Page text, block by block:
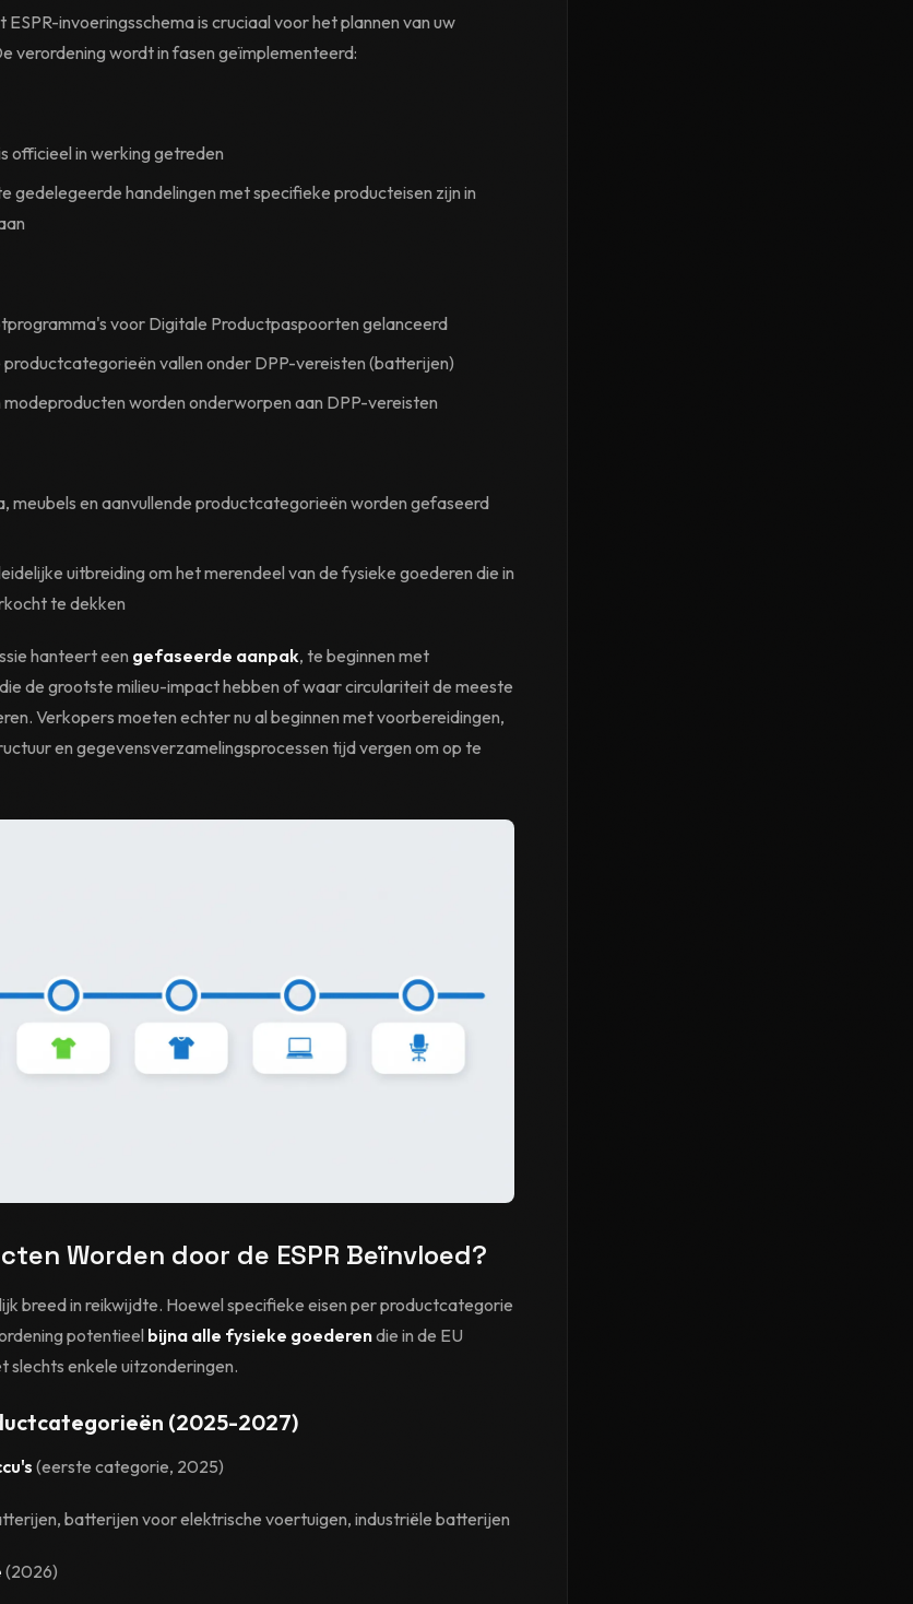
invoeringsschema is cruciaal voor het plannen van uw
verordening wordt in fasen geïmplementeerd:
officieel in werking getreden
gedelegeerde handelingen met specifieke producteisen zijn in
voor Digitale Productpaspoorten gelanceerd
productcategorieën vallen onder DPP-vereisten (batterijen)
modeproducten worden onderworpen aan DPP-vereisten
meubels en aanvullende productcategorieën worden gefaseerd
uitbreiding om het merendeel van de fysieke goederen die in
te dekken
hanteert een gefaseerde aanpak, te beginnen met
de grootste milieu-impact hebben of waar circulariteit de meeste
Verkopers moeten echter nu al beginnen met voorbereidingen,
en gegevensverzamelingsprocessen tijd vergen om op te
Worden door de ESPR Beïnvloed?
breed in reikwijdte. Hoewel specifieke eisen per productcategorie
potentieel bijna alle fysieke goederendie in de EU
slechts enkele uitzonderingen.
(2025-2027)
(eerste categorie, 2025)
batterijen voor elektrische voertuigen, industriële batterijen
(2026)